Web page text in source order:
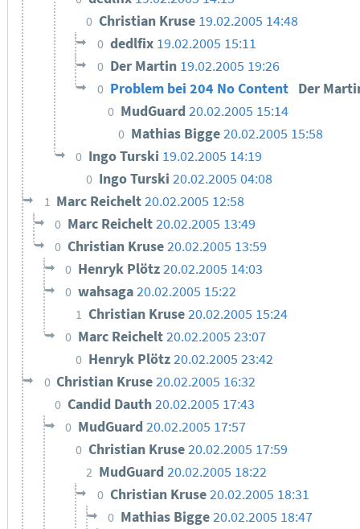
0 Christian Kruse 19.02.2005 14:48
0 dedlfix 19.02.2005 15:11
0 Der Martin 19.02.2005 19:26
0 Problem bei 204 No Content Der
0 MudGuard 20.02.2005 15:14
0 Mathias Bigge20.02.2005 15:58
0 Ingo Turski 19.02.2005 14:19
0 Ingo Turski20.02.2005 04:08
1 Marc Reichelt20.02.2005 12:58
0 Marc Reichelt20.02.2005 13:49
0 Christian Kruse20.02.2005 13:59
0 Henryk Plötz20.02.2005 14:03
0 wahsaga20.02.2005 15:22
1 Christian Kruse20.02.2005 15:24
0 Marc Reichelt20.02.2005 23:07
0 Henryk Plötz20.02.2005 23:42
0 Christian Kruse20.02.2005 16:32
0 Candid Dauth20.02.2005 17:43
0 MudGuard 20.02.2005 17:57
0 Christian Kruse20.02.2005 17:59
2 MudGuard20.02.2005 18:22
0 Christian Kruse20.02.2005 18:31
0 Mathias Bigge20.02.2005 18:47